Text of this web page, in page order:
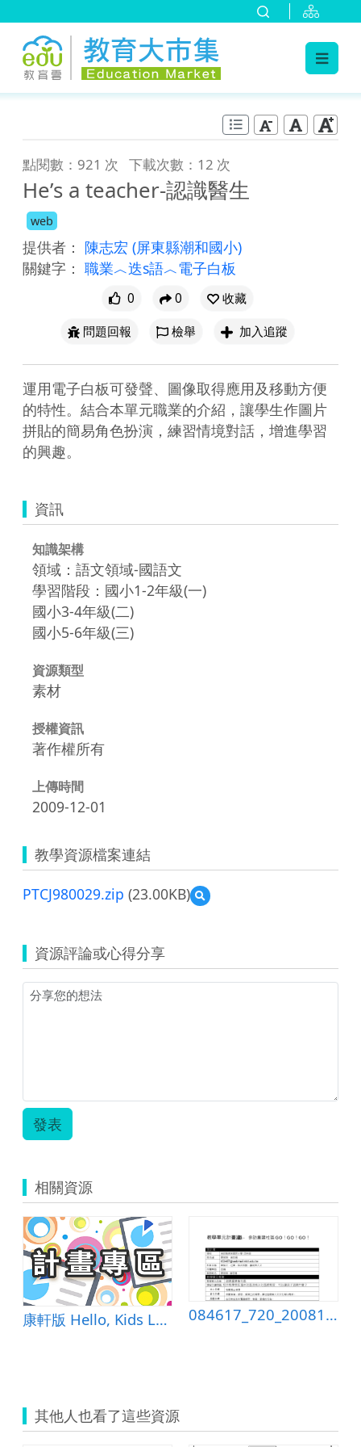
點閱數：921 次 下載次數：12 次
He’s a teacher-認識醫生
web
提供者： 陳志宏 (屏東縣潮和國小)
關鍵字： 職業︿迭s語︿電子白板
0 0
收藏
問題回報
檢舉 加入追蹤
運用電子白板可發聲、圖像取得應用及移動方便
的特性。結合本單元職業的介紹，讓學生作圖片
拼貼的簡易角色扮演，練習情境對話，增進學習
的興趣。
資訊
知識架構
領域：語文領域-國語文
學習階段：國小1-2年級(一)
國小3-4年級(二)
國小5-6年級(三)
資源類型
素材
授權資訊
著作權所有
上傳時間
2009-12-01
教學資源檔案連結
PTCJ980029.zip (23.00KB)
預
覽
資源評論或心得分享
發表
相關資源
康軒版 Hello, Kids Lesson1-He Is Smart &amp; 自編教材 084617_720_20081212213016
其他人也看了這些資源